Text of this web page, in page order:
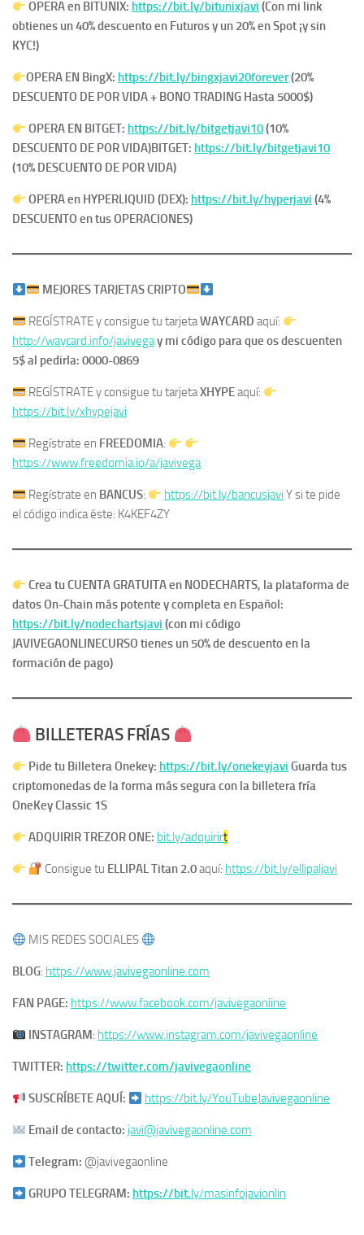
OPERA en BITUNIX: https://bit.ly/bitunixjavi (Con mi link
obtienes un 40% descuento en Futuros y un 20% en Spot ¡y sin
KYC!)
OPERA EN BingX: https://bit.ly/bingxjavi20forever(20%
DESCUENTO DE POR VIDA + BONO TRADING Hasta 5000$)
OPERA EN BITGET: https://bit.ly/bitgetjavi10(10%
DESCUENTO DE POR VIDA)BITGET: https://bit.ly/bitgetjavi10
(10% DESCUENTO DE POR VIDA)
OPERA en HYPERLIQUID (DEX): https://bit.ly/hyperjavi (4%
DESCUENTO en tus OPERACIONES)
MEJORES TARJETAS CRIPTO
REGÍSTRATE y consigue tu tarjetaWAYCARDaquí:
http://waycard.info/javivegay mi código para que os descuenten
5$ al pedirla: 0000-0869
REGÍSTRATE y consigue tu tarjetaXHYPEaquí:
https://bit.ly/xhypejavi
Regístrate en FREEDOMIA:
https://www.freedomia.io/a/javivega
Regístrate en BANCUS: https://bit.ly/bancusjavi Y si te pide
el código indica éste: K4KEF4ZY
Crea tu CUENTA GRATUITA en NODECHARTS, la plataforma de
datos On-Chain más potente y completa en Español:
https://bit.ly/nodechartsjavi (con mi código
JAVIVEGAONLINECURSO tienes un 50% de descuento en la
formación de pago)
BILLETERAS FRÍAS
Pide tu Billetera Onekey: https://bit.ly/onekeyjavi ​Guarda tus
criptomonedas de la forma más segura con la billetera fría
OneKey Classic 1S
ADQUIRIR TREZOR ONE: bit.ly/adquirirt
Consigue tu ELLIPAL Titan 2.0aquí: https://bit.ly/ellipaljavi
MIS REDES SOCIALES
BLOG: https://www.javivegaonline.com
FAN PAGE: https://www.facebook.com/javivegaonline
INSTAGRAM: https://www.instagram.com/javivegaonline
TWITTER: https://twitter.com/javivegaonline
SUSCRÍBETE AQUÍ: https://bit.ly/YouTubeJavivegaonline
Email de contacto: javi@javivegaonline.com
Telegram:@javivegaonline
GRUPO TELEGRAM: https://bit.ly/masinfojavionlin